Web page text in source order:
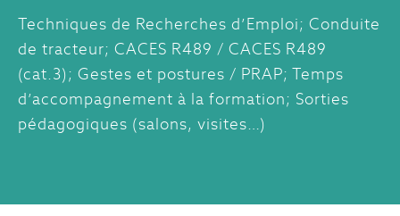
Techniques de Recherches d’Emploi; Conduite
de tracteur; CACES R489 / CACES R489
(cat.3); Gestes et postures / PRAP; Temps
d’accompagnement à la formation; Sorties
pédagogiques (salons, visites…)